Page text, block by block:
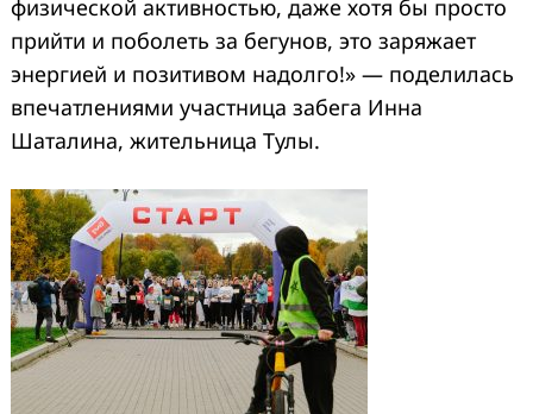
физической активностью, даже хотя бы просто
прийти и поболеть за бегунов, это заряжает
энергией и позитивом надолго!» — поделилась
впечатлениями участница забега Инна
Шаталина, жительница Тулы.